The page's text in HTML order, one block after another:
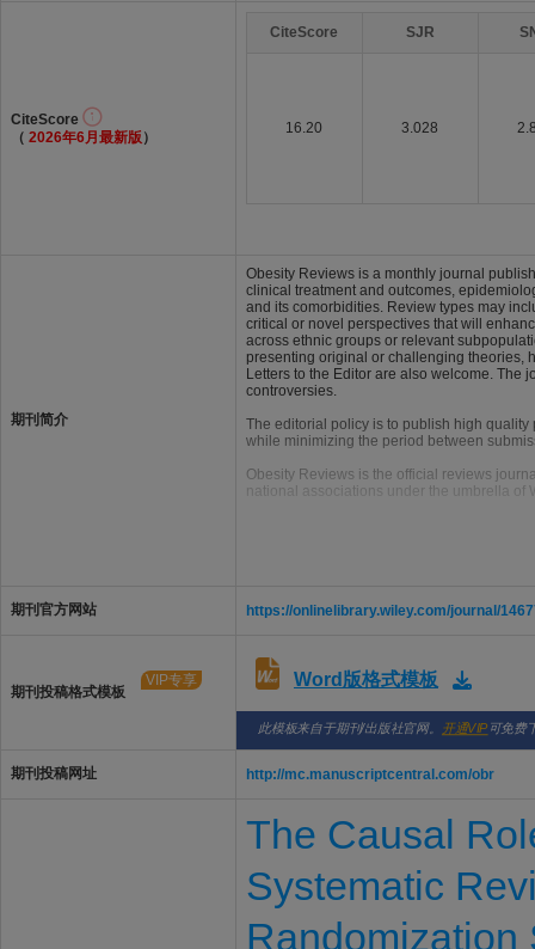
CiteScore
（ 2026年6月最新版 ）
CiteScore SJR
16.20 3.028
期刊简介
Obesity Reviews is a monthly journal
clinical treatment and outcomes,
and its comorbidities. Review types may
critical or novel perspectives that will
across ethnic groups or relevant
presenting original or challenging theories,
Letters to the Editor are also welcome.
controversies.
The editorial policy is to publish high
while minimizing the period between
Obesity Reviews is the official reviews
national associations under the umbrella of
期刊官方网站 https://onlinelibrary.wiley.com/journal/
期刊投稿格式模板
VIP专享 Word版格式模板
此模板来自于期刊/出版社官网。 开通VIP 可免费
期刊投稿网址 http://mc.manuscriptcentral.com/obr
The Causal
Systematic
Randomization